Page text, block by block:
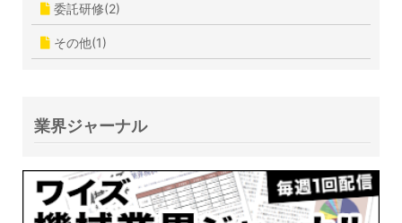
委託研修(2)
その他(1)
業界ジャーナル